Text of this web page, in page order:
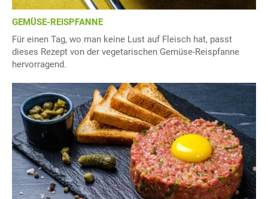
GEMÜSE-REISPFANNE
Für einen Tag, wo man keine Lust auf Fleisch hat, passt
dieses Rezept von der vegetarischen Gemüse-Reispfanne
hervorragend.